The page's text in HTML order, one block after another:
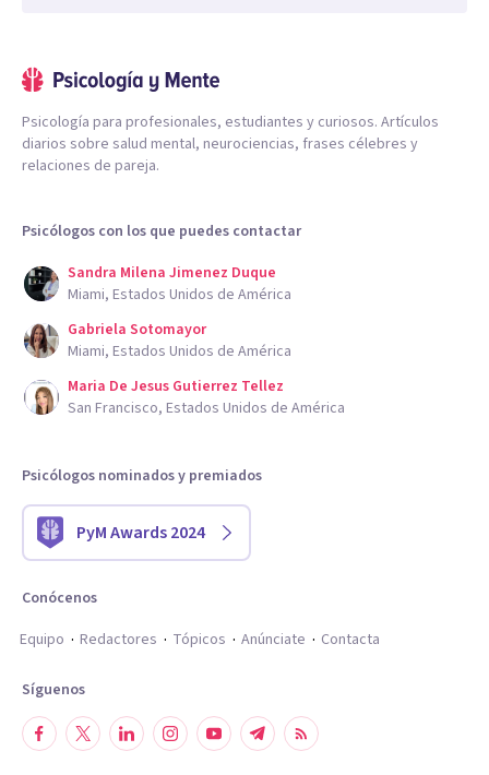
Psicología para profesionales, estudiantes y curiosos. Artículos
diarios sobre salud mental, neurociencias, frases célebres y
relaciones de pareja.
Psicólogos con los que puedes contactar
Sandra Milena Jimenez Duque
Miami, Estados Unidos de América
Gabriela Sotomayor
Miami, Estados Unidos de América
Maria De Jesus Gutierrez Tellez
San Francisco, Estados Unidos de América
Psicólogos nominados y premiados
PyM Awards 2024
Conócenos
Equipo
Redactores Tópicos Anúnciate Contacta
Síguenos